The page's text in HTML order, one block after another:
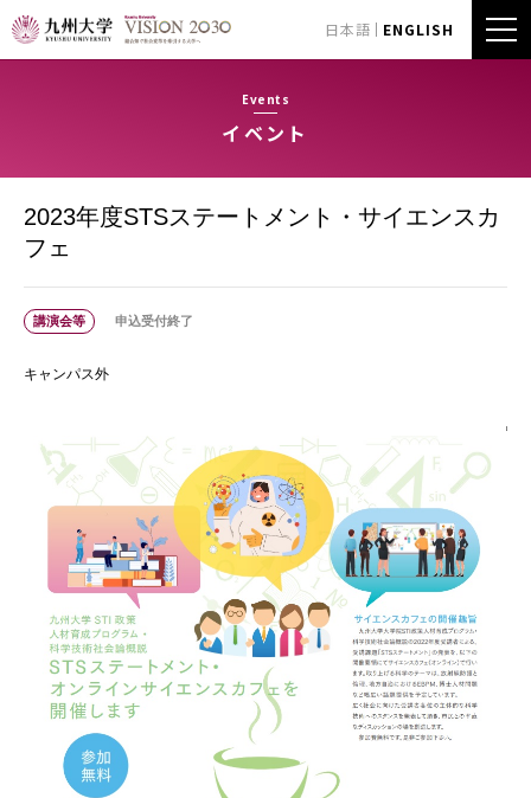
日本語 ENGLISH
Events
イベント
2023年度STSステートメント・サイエンスカ
フェ
講演会等 申込受付終了
キャンパス外